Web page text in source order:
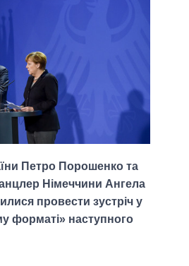
Петро Порошенко та
Німеччини Ангела
провести зустріч у
форматі» наступного